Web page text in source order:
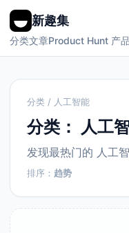
新趣集
分类文章Product Hunt 产品
分类 / 人工智能
分类： 人工
发现最热门的 人工
排序： 趋势